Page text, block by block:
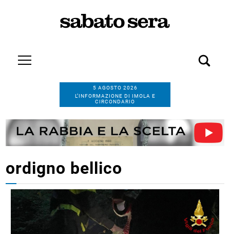
5 AGOSTO 2026
L’INFORMAZIONE DI IMOLA E
CIRCONDARIO
ordigno bellico